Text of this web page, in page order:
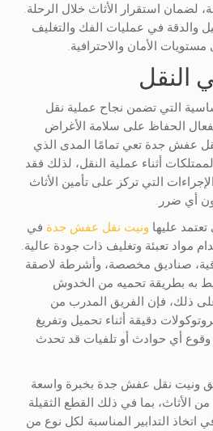
استقرار الأثاث خلال الرحلة.
والدقة في عمليات الفك والتغليف
الأمان والاحترافية.
النقل
التي تضمن نجاح عملية نقل
الحفاظ على سلامة الأغراض
عفش جدة تعي تمامًا المدى الذي
أثناء عملية النقل، لذلك فقد
التي تركز على تأمين الأثاث
أي ضرر.
عليها ونيت نقل عفش جدة في
مواد تعبئة وتغليف ذات جودة عالية.
صناديق مخصصة، وأشرطة لاصقة
به بطريقة تحميه من الخدوش
على ذلك، فإن الفريق المدرب من
دقيقة أثناء تحميل وتفريغ
وقوع أي حوادث أو تلفيات قد تحدث
ونيت نقل عفش جدة بخبرة واسعة
الأثاث، بما في ذلك القطع الثقيلة
اتخاذ التدابير المناسبة لكل نوع من